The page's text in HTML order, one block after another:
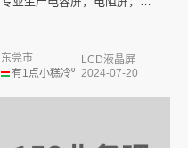
有1点小糕冷⁰
东莞市
LCD液晶屏
2024-07-20